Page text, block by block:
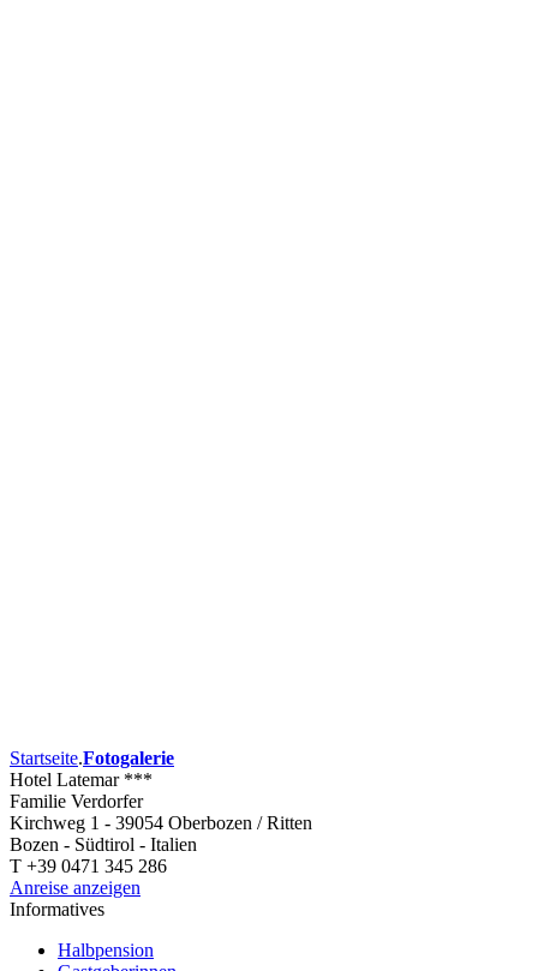
Startseite.Fotogalerie
Hotel Latemar ***
Familie Verdorfer
Kirchweg 1 - 39054 Oberbozen / Ritten
Bozen - Südtirol - Italien
T +39 0471 345 286
Anreise anzeigen
Informatives
Halbpension